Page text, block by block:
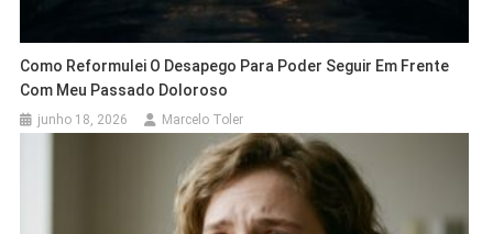
Como Reformulei O Desapego Para Poder Seguir Em Frente
Com Meu Passado Doloroso
junho 18, 2026 Marcelo Toler